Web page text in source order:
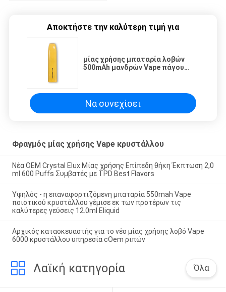
Αποκτήστε την καλύτερη τιμή για
μίας χρήσης μπαταρία λοβών
500mAh μανδρών Vape πάγου
Να συνεχίσει
Φραγμός μίας χρήσης Vape κρυστάλλου
Νέα OEM Crystal Elux Μίας χρήσης Επίπεδη θήκη Έκπτωση 2,0
ml 600 Puffs Συμβατές με TPD Best Flavors
Υψηλός - η επαναφορτιζόμενη μπαταρία 550mah Vape
ποιοτικού κρυστάλλου γέμισε εκ των προτέρων τις
καλύτερες γεύσεις 12.0ml Eliquid
Αρχικός κατασκευαστής για το νέο μίας χρήσης λοβό Vape
6000 κρυστάλλου υπηρεσία cOem ριπών
Λαϊκή κατηγορία Όλα